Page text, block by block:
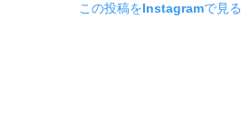
この投稿をInstagramで見る